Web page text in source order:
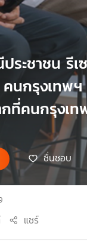
ประชาชน รี
นกรุงเทพฯ
ที่คนกรุงเ
ชื่นชอบ
แชร์